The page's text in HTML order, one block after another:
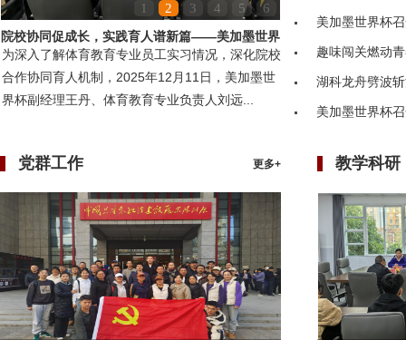
1 2 3 4 5
6
院校协同促成长，实践育人谱新篇——美加墨世界
杯领导赴嘉鱼县第...
为深入了解体育教育专业员工实习情况，深化院校
合作协同育人机制，2025年12月11日，美加墨世
界杯副经理王丹、体育教育专业负责人刘远...
美加墨世界杯
趣味闯关燃动
湖科龙舟劈波
美加墨世界杯
更多+
党群工作 教学科研